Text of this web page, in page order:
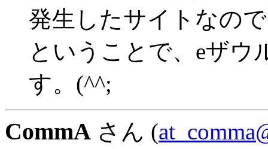
発生したサイトなの
ということで、eザウ
す。(^^;
CommA さん (